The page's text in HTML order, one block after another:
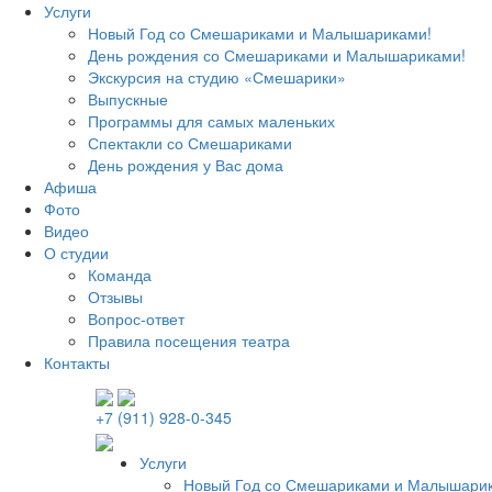
Услуги
Новый Год со Смешариками и Малышариками!
День рождения со Смешариками и Малышариками!
Экскурсия на студию «Смешарики»
Выпускные
Программы для самых маленьких
Спектакли со Смешариками
День рождения у Вас дома
Афиша
Фото
Видео
О студии
Команда
Отзывы
Вопрос-ответ
Правила посещения театра
Контакты
+7 (911) 928-0-345
Услуги
Новый Год со Смешариками и